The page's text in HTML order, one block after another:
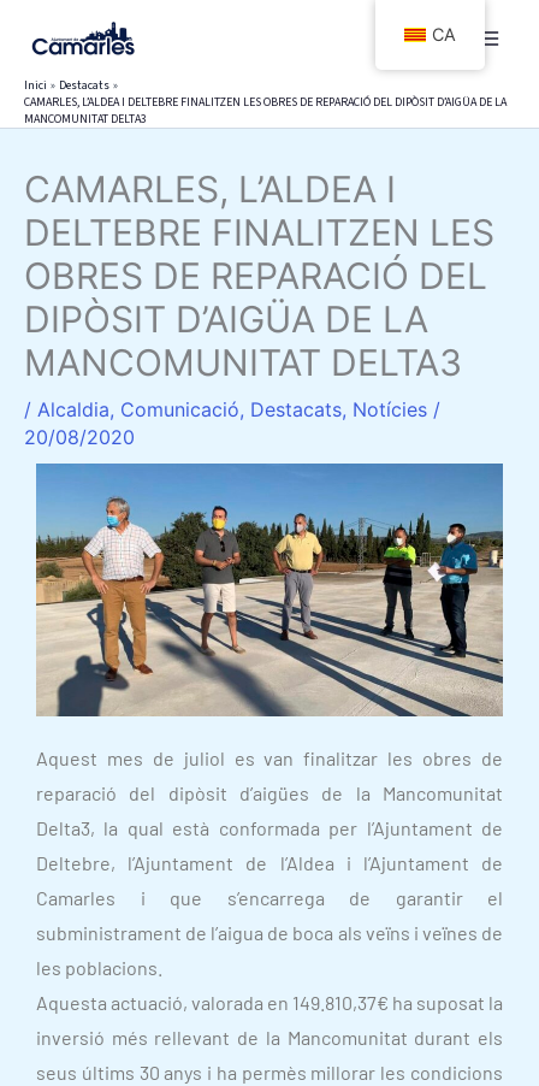
contingut
Inici
Destacats
CAMARLES, L’ALDEA I DELTEBRE FINALITZEN LES OBRES DE REPARACIÓ DEL DIPÒSIT D’AIGÜA DE LA
MANCOMUNITAT DELTA3
CAMARLES, L’ALDEA I
DELTEBRE FINALITZEN LES
OBRES DE REPARACIÓ DEL
DIPÒSIT D’AIGÜA DE LA
MANCOMUNITAT DELTA3
/ Alcaldia, Comunicació, Destacats, Notícies /
20/08/2020
Aquest mes de juliol es van finalitzar les obres de
reparació del dipòsit d’aigües de la Mancomunitat
Delta3, la qual està conformada per l’Ajuntament de
Deltebre, l’Ajuntament de l’Aldea i l’Ajuntament de
Camarles i que s’encarrega de garantir el
subministrament de l’aigua de boca als veïns i veïnes de
les poblacions.
Aquesta actuació, valorada en 149.810,37€ ha suposat la
inversió més rellevant de la Mancomunitat durant els
seus últims 30 anys i ha permès millorar les condicions
CA